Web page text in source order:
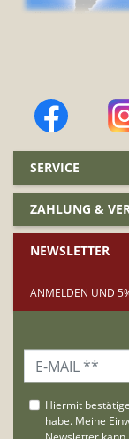
SERVICE
ZAHLUNG &
NEWSLETTER
ANMELDEN UND